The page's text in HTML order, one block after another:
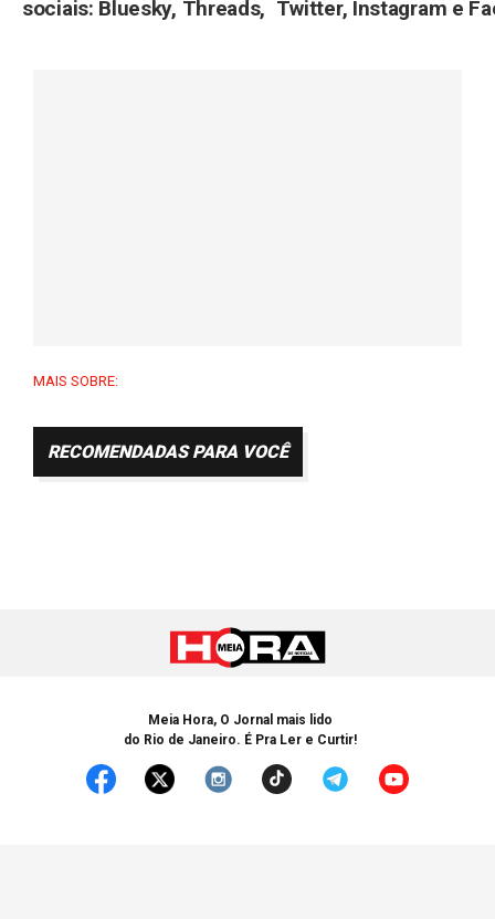
sociais: Bluesky, Threads, Twitter, Instagram e
MAIS SOBRE:
RECOMENDADAS PARA VOCÊ
Meia Hora, O Jornal mais lido
do Rio de Janeiro. É Pra Ler e Curtir!